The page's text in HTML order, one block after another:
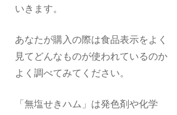
いきます。
あなたが購入の際は食品表示をよく
見てどんなものが使われているのか
よく調べてみてください。
「無塩せきハム」は発色剤や化学